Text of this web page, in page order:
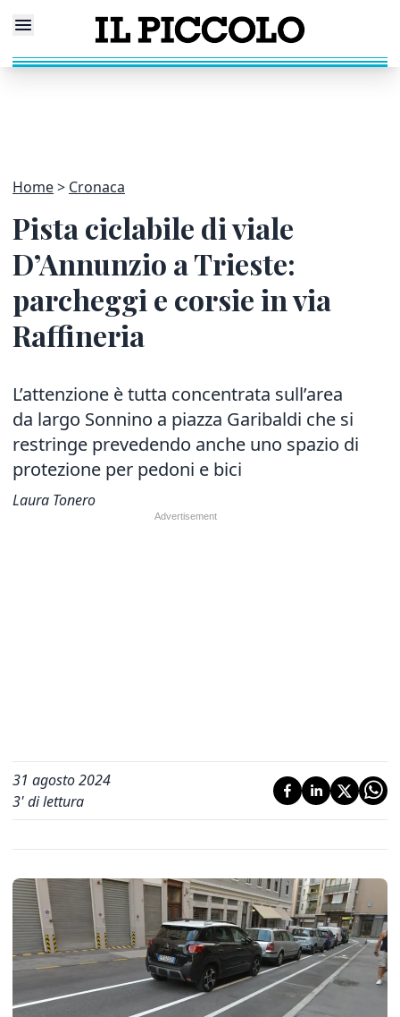
Home Cronaca
Pista ciclabile di viale
D’Annunzio a Trieste:
parcheggi e corsie in via
Raffineria
L’attenzione è tutta concentrata sull’area
da largo Sonnino a piazza Garibaldi che si
restringe prevedendo anche uno spazio di
protezione per pedoni e bici
Laura Tonero
31 agosto 2024
3' di lettura